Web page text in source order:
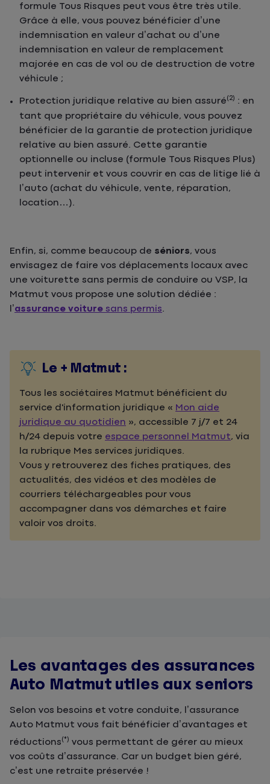
formule Tous Risques peut vous être très utile.
Grâce à elle, vous pouvez bénéficier d’une
indemnisation en valeur d’achat ou d’une
indemnisation en valeur de remplacement
majorée en cas de vol ou de destruction de votre
véhicule ;
Protection juridique relative au bien assuré(2) : en
tant que propriétaire du véhicule, vous pouvez
bénéficier de la garantie de protection juridique
relative au bien assuré. Cette garantie
optionnelle ou incluse (formule Tous Risques Plus)
peut intervenir et vous couvrir en cas de litige lié à
l’auto (achat du véhicule, vente, réparation,
location…).
Enfin, si, comme beaucoup de séniors, vous
envisagez de faire vos déplacements locaux avec
une voiturette sans permis de conduire ou VSP, la
Matmut vous propose une solution dédiée :
l’assurance voiture sans permis.
Le + Matmut :
Tous les sociétaires Matmut bénéficient du
service d'information juridique « Mon aide
juridique au quotidien », accessible 7 j/7 et 24
h/24 depuis votre espace personnel Matmut, via
la rubrique Mes services juridiques.
Vous y retrouverez des fiches pratiques, des
actualités, des vidéos et des modèles de
courriers téléchargeables pour vous
accompagner dans vos démarches et faire
valoir vos droits.
Les avantages des assurances
Auto Matmut utiles aux seniors
Selon vos besoins et votre conduite, l’assurance
Auto Matmut vous fait bénéficier d’avantages et
réductions(*) vous permettant de gérer au mieux
vos coûts d’assurance. Car un budget bien géré,
c’est une retraite préservée !